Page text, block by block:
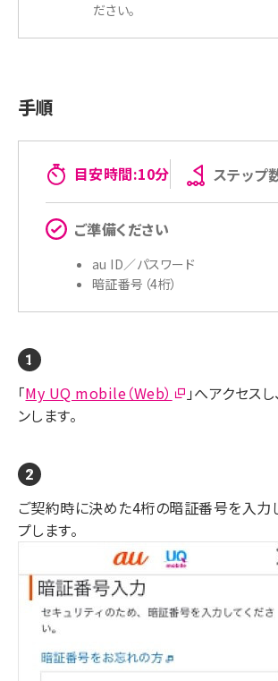
ださい。
手順
目安時間:10分 ステップ
ご準備ください
au ID／パスワード
暗証番号（4桁）
「My UQ mobile（Web）
」へアクセス
ンします。
ご契約時に決めた4桁の暗証番号を入力し
プします。